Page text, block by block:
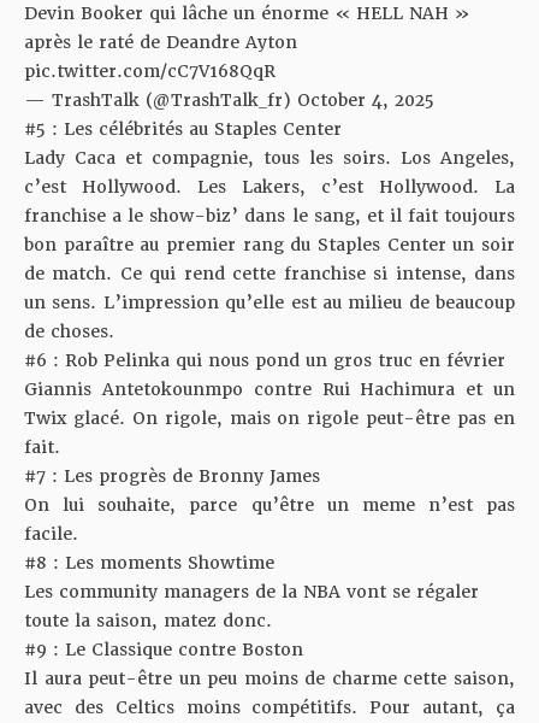
Devin Booker qui lâche un énorme « HELL NAH »
après le raté de Deandre Ayton
pic.twitter.com/cC7V168QqR
— TrashTalk (@TrashTalk_fr) October 4, 2025
#5 : Les célébrités au Staples Center
Lady Caca et compagnie, tous les soirs. Los Angeles,
c’est Hollywood. Les Lakers, c’est Hollywood. La
franchise a le show-biz’ dans le sang, et il fait toujours
bon paraître au premier rang du Staples Center un soir
de match. Ce qui rend cette franchise si intense, dans
un sens. L’impression qu’elle est au milieu de beaucoup
de choses.
#6 : Rob Pelinka qui nous pond un gros truc en février
Giannis Antetokounmpo contre Rui Hachimura et un
Twix glacé. On rigole, mais on rigole peut-être pas en
fait.
#7 : Les progrès de Bronny James
On lui souhaite, parce qu’être un meme n’est pas
facile.
#8 : Les moments Showtime
Les community managers de la NBA vont se régaler
toute la saison, matez donc.
#9 : Le Classique contre Boston
Il aura peut-être un peu moins de charme cette saison,
avec des Celtics moins compétitifs. Pour autant, ça